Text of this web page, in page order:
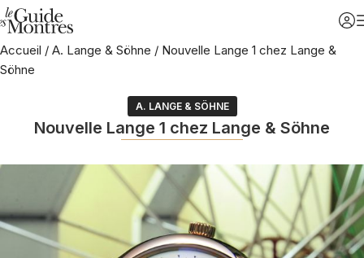
Accueil / A. Lange & Söhne / Nouvelle Lange 1 chez Lange &
Söhne
A. LANGE & SÖHNE
Nouvelle Lange 1 chez Lange & Söhne